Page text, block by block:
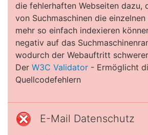
die fehlerhaften Webseiten dazu,
von Suchmaschinen die
mehr so einfach indexieren
negativ auf das
wodurch der Webauftritt
Der W3C Validator - Ermöglicht
Quellcodefehlern
E-Mail Datenschutz